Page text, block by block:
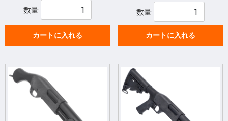
数量
カートに入れる
数量
カートに入れる